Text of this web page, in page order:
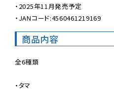
・2025年11月発売予定
・JANコード:4560461219169
商品内容
全6種類
・タマ